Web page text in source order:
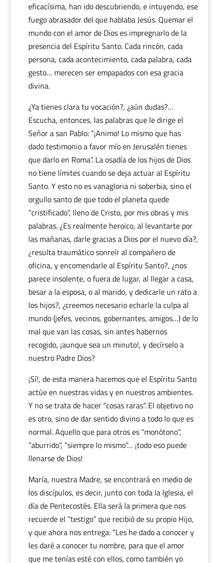
eficacísima, han ido descubriendo, e intuyendo, ese
fuego abrasador del que hablaba Jesús. Quemar el
mundo con el amor de Dios es impregnarlo de la
presencia del Espíritu Santo. Cada rincón, cada
persona, cada acontecimiento, cada palabra, cada
gesto… merecen ser empapados con esa gracia
divina.
¿Ya tienes clara tu vocación?, ¿aún dudas?…
Escucha, entonces, las palabras que le dirige el
Señor a san Pablo: “¡Animo! Lo mismo que has
dado testimonio a favor mío en Jerusalén tienes
que darlo en Roma”. La osadía de los hijos de Dios
no tiene límites cuando se deja actuar al Espíritu
Santo. Y esto no es vanagloria ni soberbia, sino el
orgullo santo de que todo el planeta quede
“cristificado”, lleno de Cristo, por mis obras y mis
palabras. ¿Es realmente heroico, al levantarte por
las mañanas, darle gracias a Dios por el nuevo día?,
¿resulta traumático sonreír al compañero de
oficina, y encomendarle al Espíritu Santo?, ¿nos
parece insolente, o fuera de lugar, al llegar a casa,
besar a la esposa, o al marido, y dedicarle un rato a
los hijos?, ¿creemos necesario echarle la culpa al
mundo (jefes, vecinos, gobernantes, amigos…) de lo
mal que van las cosas, sin antes habernos
recogido, ¡aunque sea un minuto!, y decírselo a
nuestro Padre Dios?
¡Sí!, de esta manera hacemos que el Espíritu Santo
actúe en nuestras vidas y en nuestros ambientes.
Y no se trata de hacer “cosas raras”. El objetivo no
es otro, sino de dar sentido divino a todo lo que es
normal. Aquello que para otros es “monótono”,
“aburrido”, “siempre lo mismo”… ¡todo eso puede
llenarse de Dios!
María, nuestra Madre, se encontrará en medio de
los discípulos, es decir, junto con toda la Iglesia, el
día de Pentecostés. Ella será la primera que nos
recuerde el “testigo” que recibió de su propio Hijo,
y que ahora nos entrega: “Les he dado a conocer y
les daré a conocer tu nombre, para que el amor
que me tenías esté con ellos, como también yo